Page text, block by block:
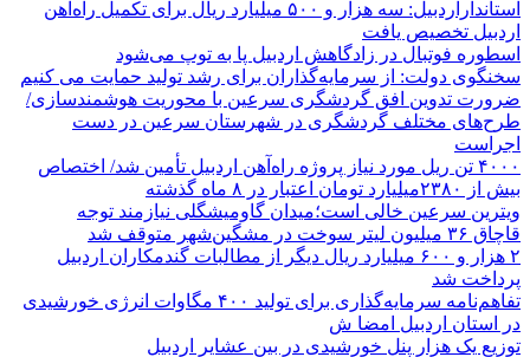
استانداراردبیل: سه هزار و ۵۰۰ میلیارد ریال برای تکمیل راه‌آهن
اردبیل تخصیص یافت
اسطوره فوتبال در زادگاهش اردبیل پا به توپ می‌شود
سخنگوی دولت: از سرمایه‌گذاران برای رشد تولید حمایت می کنیم
ضرورت تدوین افق گردشگری سرعین با محوریت هوشمندسازی/
طرح‌های مختلف گردشگری در شهرستان سرعین در دست
اجراست
۴۰۰۰ تن ریل مورد نیاز پروژه راه‌آهن اردبیل تأمین شد/ اختصاص
بیش از ۲۳۸۰میلیارد تومان اعتبار در ۸ ماه گذشته
ویترین سرعین خالی است؛میدان گاومیشگلی نیازمند توجه
قاچاق ۳۶ میلیون لیتر سوخت در مشگین‌شهر متوقف شد
۲ هزار و ۶۰۰‌ میلیارد ریال دیگر از مطالبات گندمکاران اردبیل
پرداخت شد
تفاهم‌نامه سرمایه‌گذاری برای تولید ۴۰۰ مگاوات انرژی خورشیدی
در استان اردبیل امضا ش
توزیع یک هزار پنل خورشیدی در بین عشایر اردبیل